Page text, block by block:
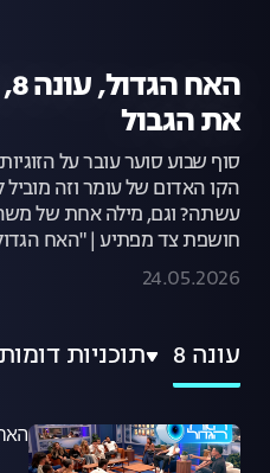
את הגבול
סוף שבוע סוער עובר על
הקו האדום של עומר וזה
עשתה? וגם, מילה אחת של משה
חושפת צד מפתיע | "האח
24.05.2026
עונה 8 תוכניות דומות
האח